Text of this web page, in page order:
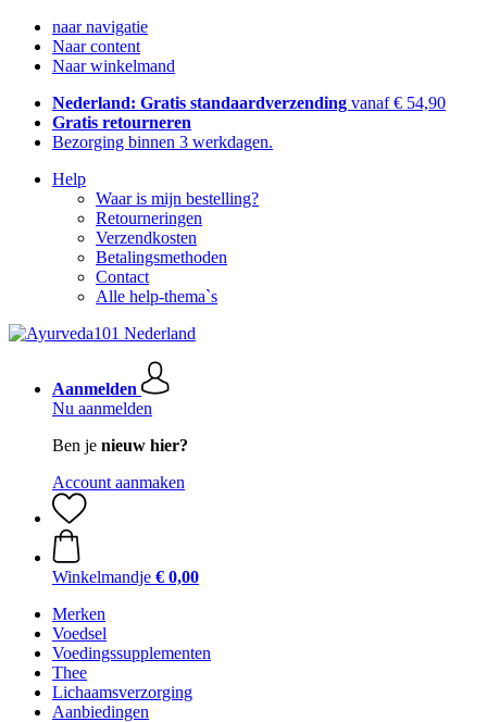
naar navigatie
Naar content
Naar winkelmand
Nederland: Gratis standaardverzending vanaf € 54,90
Gratis retourneren
Bezorging binnen 3 werkdagen.
Help
Waar is mijn bestelling?
Retourneringen
Verzendkosten
Betalingsmethoden
Contact
Alle help-thema`s
Aanmelden
Nu aanmelden
Ben je nieuw hier?
Account aanmaken
Winkelmandje € 0,00
Merken
Voedsel
Voedingssupplementen
Thee
Lichaamsverzorging
Aanbiedingen